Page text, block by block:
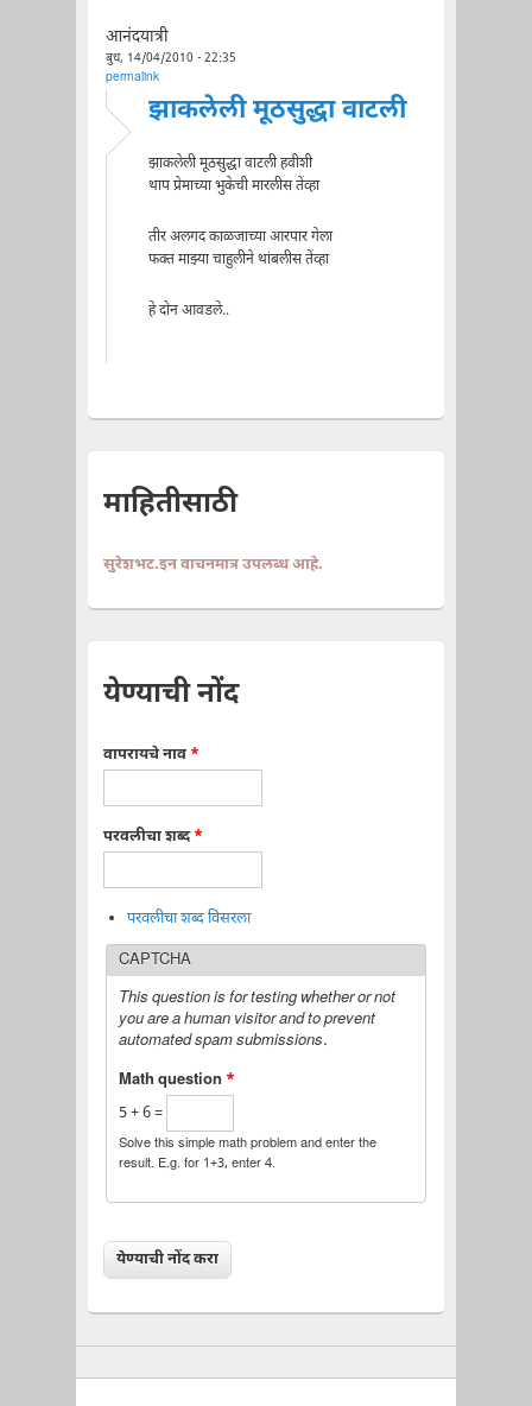
आनंदयात्री
बुध, 14/04/2010 - 22:35
permalink
झाकलेली मूठसुद्धा वाटली
झाकलेली मूठसुद्धा वाटली हवीशी
थाप प्रेमाच्या भुकेची मारलीस तेंव्हा
तीर अलगद काळजाच्या आरपार गेला
फक्त माझ्या चाहुलीने थांबलीस तेंव्हा
हे दोन आवडले..
माहितीसाठी
सुरेशभट.इन वाचनमात्र उपलब्ध आहे.
येण्याची नोंद
वापरायचे नाव *
परवलीचा शब्द*
परवलीचा शब्द विसरला
CAPTCHA
This question is for testing whether or not
you are a human visitor and to prevent
automated spam submissions.
Math question *
5 + 6 =
Solve this simple math problem and enter the
result. E.g. for 1+3, enter 4.